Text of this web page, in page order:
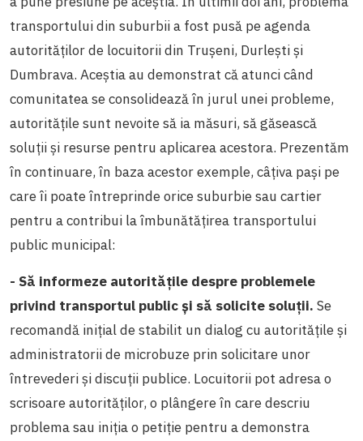
transportului din suburbii a fost pusă pe agenda
autorităților de locuitorii din Trușeni, Durlești și
Dumbrava. Aceștia au demonstrat că atunci când
comunitatea se consolidează în jurul unei probleme,
autoritățile sunt nevoite să ia măsuri, să găsească
soluții și resurse pentru aplicarea acestora. Prezentăm
în continuare, în baza acestor exemple, câțiva pași pe
care îi poate întreprinde orice suburbie sau cartier
pentru a contribui la îmbunătățirea transportului
public municipal:
- Să informeze autoritățile despre problemele
privind transportul public și să solicite soluții. Se
recomandă inițial de stabilit un dialog cu autoritățile și
administratorii de microbuze prin solicitare unor
întrevederi și discuții publice. Locuitorii pot adresa o
scrisoare autorităților, o plângere în care descriu
problema sau iniția o petiție pentru a demonstra